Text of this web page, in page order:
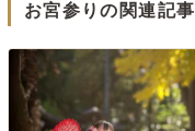
お宮参りの関連記事